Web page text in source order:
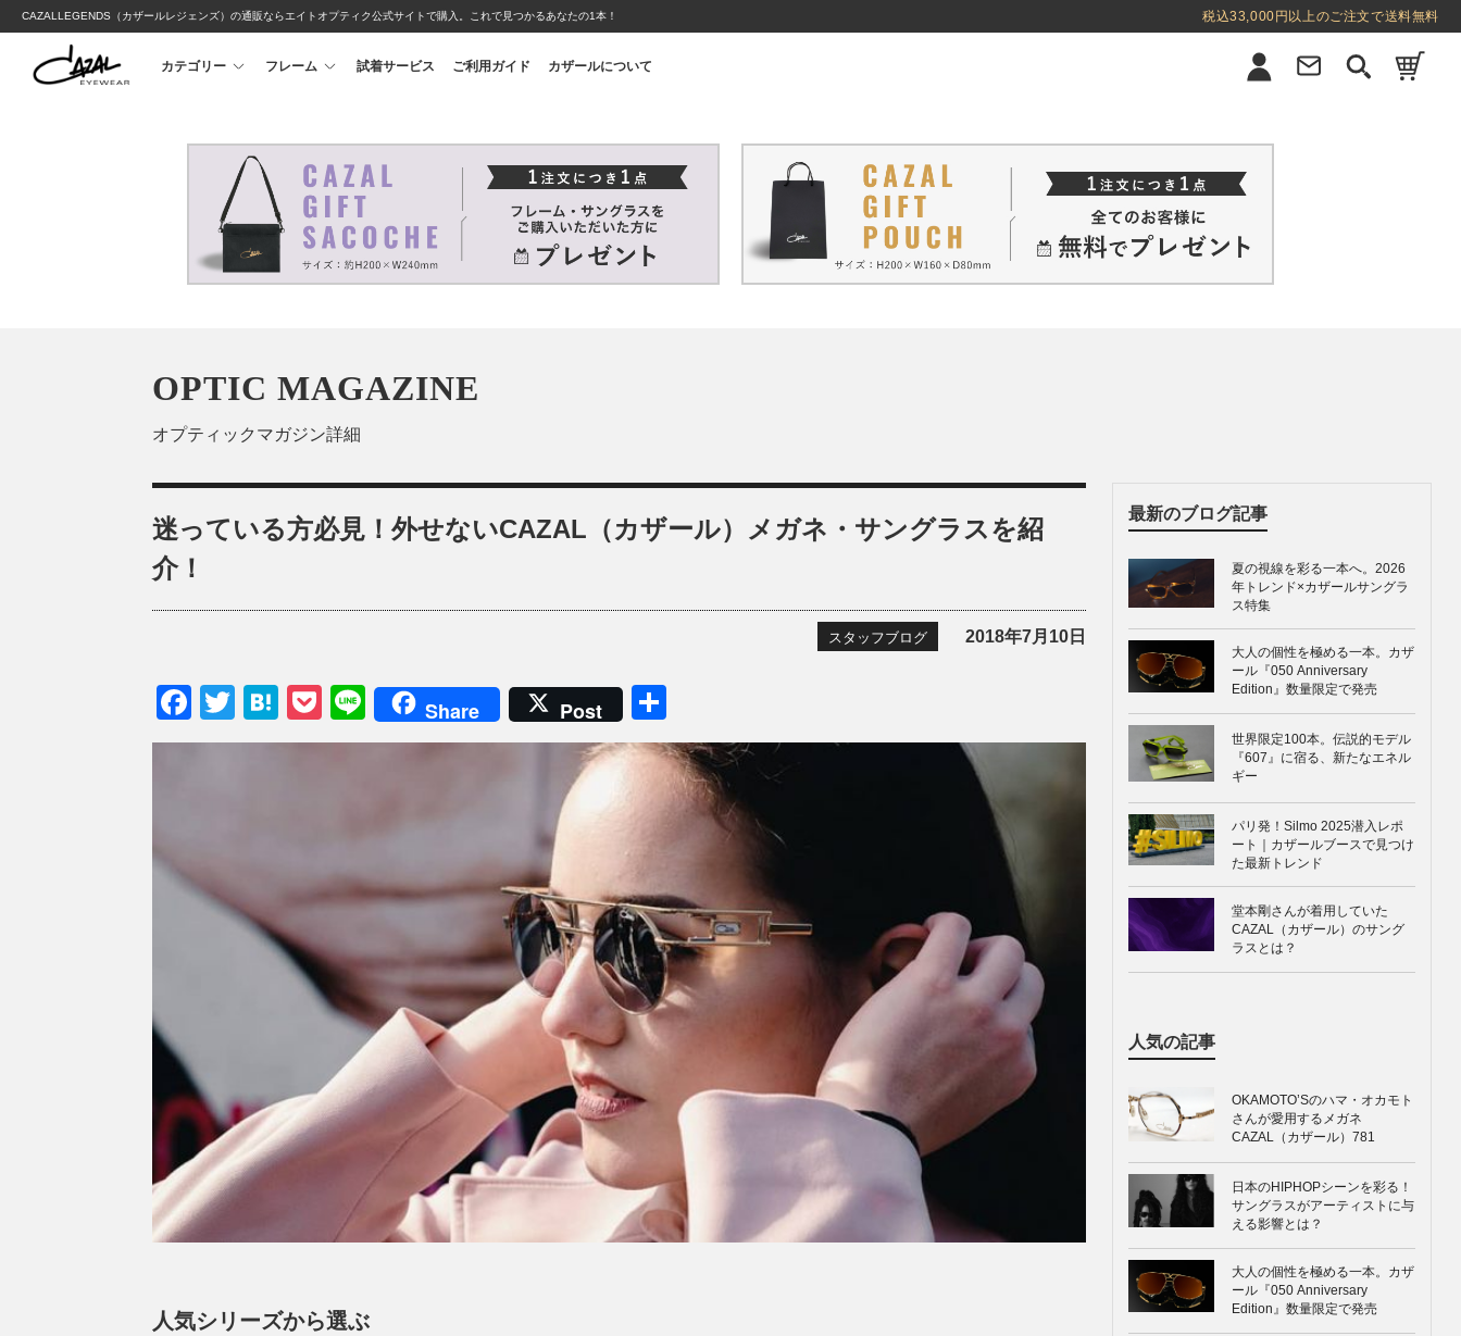
CAZALLEGENDS（カザールレジェンズ）の通販ならエイトオプティク公式サイトで購入。これで見つかるあなたの1本！ 税込33,000円以上のご注文で送料無料
カテゴリー フレーム 試着サービス ご利用ガイド カザールについて
OPTIC MAGAZINE
オプティックマガジン詳細
迷っている方必見！外せないCAZAL（カザール）メガネ・サングラスを紹
介！
2018年7月10日
スタッフブログ
Facebook
Twitter
HatenaPocket
LineShare Post
有
人気シリーズから選ぶ
最新のブログ記事
夏の視線を彩る一本へ。2026
年トレンド×カザールサングラ
ス特集
大人の個性を極める一本。カザ
ール『050 Anniversary
Edition』数量限定で発売
世界限定100本。伝説的モデル
『607』に宿る、新たなエネル
ギー
パリ発！Silmo 2025潜入レポ
ート｜カザールブースで見つけ
た最新トレンド
堂本剛さんが着用していた
CAZAL（カザール）のサング
ラスとは？
人気の記事
OKAMOTO’Sのハマ・オカモト
さんが愛用するメガネ
CAZAL（カザール）781
日本のHIPHOPシーンを彩る！
サングラスがアーティストに与
える影響とは？
大人の個性を極める一本。カザ
ール『050 Anniversary
Edition』数量限定で発売